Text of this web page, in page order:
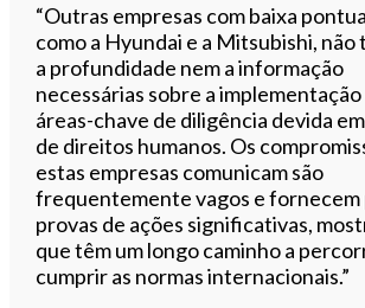
“Outras empresas com baixa
como a Hyundai e a Mitsubishi, não
a profundidade nem a informação
necessárias sobre a implementação
áreas-chave de diligência devida
de direitos humanos. Os
estas empresas comunicam são
frequentemente vagos e fornecem
provas de ações significativas,
que têm um longo caminho a
cumprir as normas internacionais.”